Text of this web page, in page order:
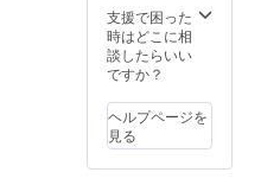
す。ご
了承く
ださ
い。 ※
状況、
使用部
材の供
給状
支援で困った
時はどこに相
談したらいい
ですか？
ヘルプページを
見る